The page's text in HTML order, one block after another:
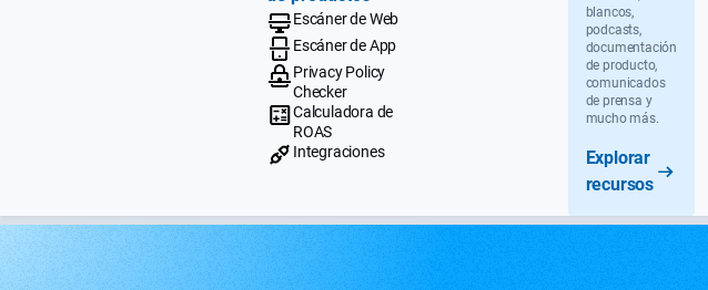
Escáner de Web
Escáner de App
Privacy Policy
Checker
Calculadora de
ROAS
Integraciones
blancos,
podcasts,
documentación
de producto,
comunicados
de prensa y
mucho más.
Explorar
recursos